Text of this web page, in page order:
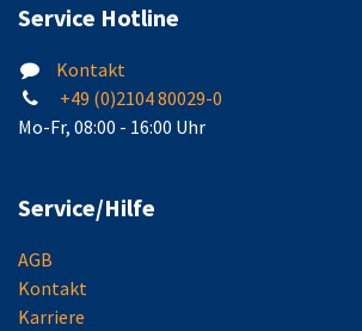
Service Hotline
Kontakt
+49 (0)2104 80029-0
Mo-Fr, 08:00 - 16:00 Uhr
Service/Hilfe
AGB
Kontakt
Karriere